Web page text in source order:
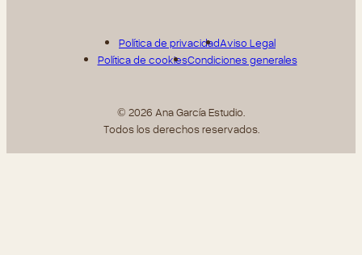
Política de privacidadAviso Legal
Política de cookiesCondiciones generales
© 2026 Ana García Estudio.
Todos los derechos reservados.